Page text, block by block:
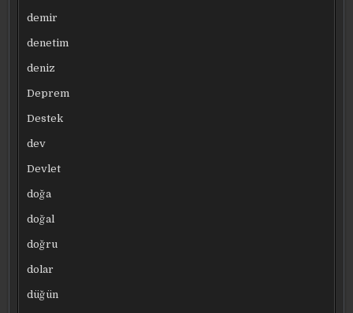
demir
denetim
deniz
Deprem
Destek
dev
Devlet
doğa
doğal
doğru
dolar
düğün